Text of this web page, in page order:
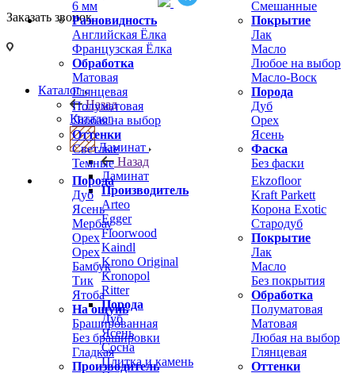
6 мм
Смешанные
Разновидность
Английская Ёлка
Французская Ёлка
Обработка
Матовая
Глянцевая
Полуматовая
Любая на выбор
Оттенки
Светлые
Темные
Покрытие
Лак
Масло
Любое на выбор
Масло-Воск
Порода
Дуб
Орех
Ясень
Фаска
Без фаски
Порода
Дуб
Ясень
Мербау
Орех
Орех
Бамбук
Тик
Ятоба
На ощупь
Брашированная
Без брашировки
Гладкая
Производитель
Ekzofloor
Kraft Parkett
Корона Exotic
Стародуб
Покрытие
Лак
Масло
Без покрытия
Обработка
Полуматовая
Матовая
Любая на выбор
Глянцевая
Оттенки
Заказать звонок
Каталог
Назад
Каталог
Ламинат
Назад
Ламинат
Производитель
Arteo
Egger
Floorwood
Kaindl
Krono Original
Kronopol
Ritter
Порода
Дуб
Ясень
Сосна
Плитка и камень